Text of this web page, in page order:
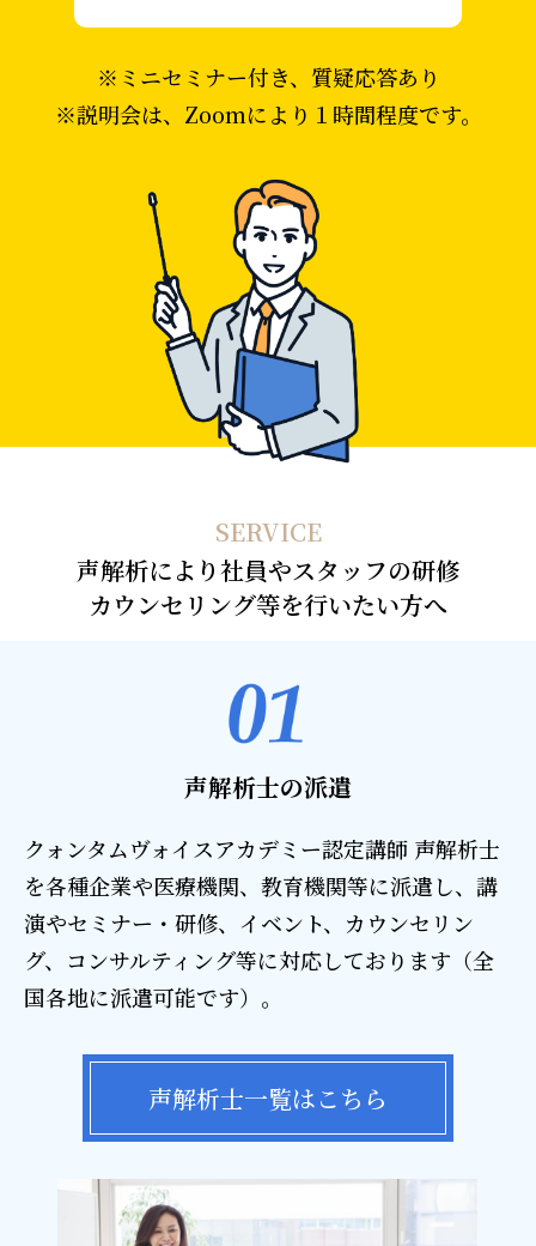
※ミニセミナー付き、質疑応答あり
※説明会は、Zoomにより１時間程度です。
SERVICE
声解析により社員やスタッフの研修
カウンセリング等を行いたい方へ
声解析士の派遣
クォンタムヴォイスアカデミー認定講師 声解析士
を各種企業や医療機関、教育機関等に派遣し、講
演やセミナー・研修、イベント、カウンセリン
グ、コンサルティング等に対応しております（全
国各地に派遣可能です）。
声解析士一覧はこちら